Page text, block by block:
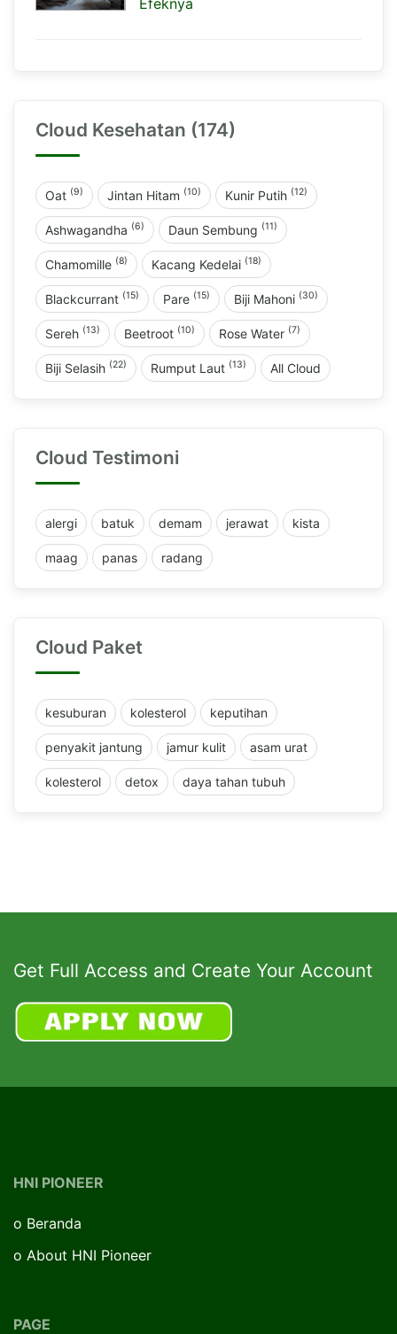
Cloud Kesehatan (174)
Oat (9) Jintan Hitam (10) Kunir Putih (12)
Ashwagandha (6) Daun Sembung (11)
Chamomille (8) Kacang Kedelai (18)
Blackcurrant (15) Pare (15) Biji Mahoni (30)
Sereh (13) Beetroot (10) Rose Water (7)
Biji Selasih (22) Rumput Laut (13) All Cloud
Cloud Testimoni
alergi batuk demam jerawat kista
maag panas radang
Cloud Paket
kesuburan kolesterol keputihan
penyakit jantung jamur kulit asam urat
kolesterol detox daya tahan tubuh
Get Full Access and Create Your Account
HNI PIONEER
o Beranda
o About HNI Pioneer
PAGE